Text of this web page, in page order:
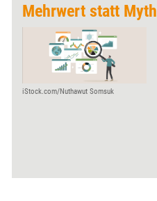
Mehrwert statt
iStock.com/Nuthawut Somsuk